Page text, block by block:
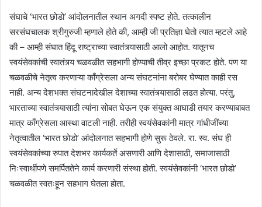
संघाचे ‘भारत छोडो’ आंदोलनातील स्थान अगदी स्पष्ट होते. तत्कालीन
सरसंघचालक श्रीगुरुजी म्हणाले होते की, आम्ही जी प्रतिज्ञा घेतो त्यात म्हटले आहे
की – आम्ही संघात हिंदू राष्ट्राच्या स्वातंत्र्यासाठी आलो आहोत. यातूनच
स्वयंसेवकांची स्वातंत्र्य चळवळीत सहभागी होण्याची तीव्र इच्छा प्रकट होते. पण या
चळवळीचे नेतृत्व करणाऱ्या काँग्रेसला अन्य संघटनांना बरोबर घेण्यात काही रस
नाही. अन्य देशभक्त संघटनादेखील देशाच्या स्वातंत्र्यासाठी लढत होत्या. परंतु,
भारताच्या स्वातंत्र्यासाठी त्यांना सोबत घेऊन एक संयुक्त आघाडी तयार करण्याबाबत
मात्र काँग्रेसला आस्था वाटली नाही. तरीही स्वयंसेवकांनी मात्र गांधीजींच्या
नेतृत्वातील ‘भारत छोडो’ आंदोलनात सहभागी होणे सुरू ठेवले. रा. स्व. संघ ही
स्वयंसेवकांच्या रुपात देशभर कार्यकर्ते असणारी आणि देशासाठी, समाजासाठी
निःस्वार्थीपणे समर्पिततेने कार्य करणारी संस्था होती. स्वयंसेवकांनी ‘भारत छोडो’
चळवळीत स्वतःहून सहभाग घेतला होता.